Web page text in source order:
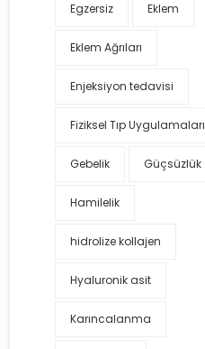
Egzersiz Eklem
Eklem Ağrıları
Enjeksiyon tedavisi
Fiziksel Tıp Uygulamaları
Gebelik Güçsüzlük
Hamilelik
hidrolize kollajen
Hyaluronik asit
Karıncalanma